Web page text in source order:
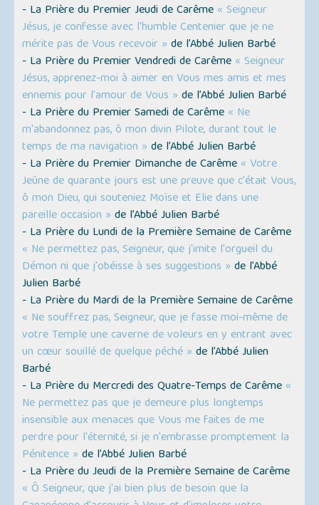
- La Prière du Premier Jeudi de Carême « Seigneur
Jésus, je confesse avec l'humble Centenier que je ne
mérite pas de Vous recevoir » de l’Abbé Julien Barbé
- La Prière du Premier Vendredi de Carême « Seigneur
Jésus, apprenez-moi à aimer en Vous mes amis et mes
ennemis pour l'amour de Vous » de l’Abbé Julien Barbé
- La Prière du Premier Samedi de Carême « Ne
m'abandonnez pas, ô mon divin Pilote, durant tout le
temps de ma navigation » de l’Abbé Julien Barbé
- La Prière du Premier Dimanche de Carême « Votre
Jeûne de quarante jours est une preuve que c'était Vous,
ô mon Dieu, qui souteniez Moïse et Elie dans une
pareille occasion » de l’Abbé Julien Barbé
- La Prière du Lundi de la Première Semaine de Carême
« Ne permettez pas, Seigneur, que j'imite l'orgueil du
Démon ni que j'obéisse à ses suggestions » de l’Abbé
Julien Barbé
- La Prière du Mardi de la Première Semaine de Carême
« Ne souffrez pas, Seigneur, que je fasse moi-même de
votre Temple une caverne de voleurs en y entrant avec
un cœur souillé de quelque péché » de l’Abbé Julien
Barbé
- La Prière du Mercredi des Quatre-Temps de Carême «
Ne permettez pas que je demeure plus longtemps
insensible aux menaces que Vous me faites de me
perdre pour l'éternité, si je n'embrasse promptement la
Pénitence » de l’Abbé Julien Barbé
- La Prière du Jeudi de la Première Semaine de Carême
« Ô Seigneur, que j'ai bien plus de besoin que la